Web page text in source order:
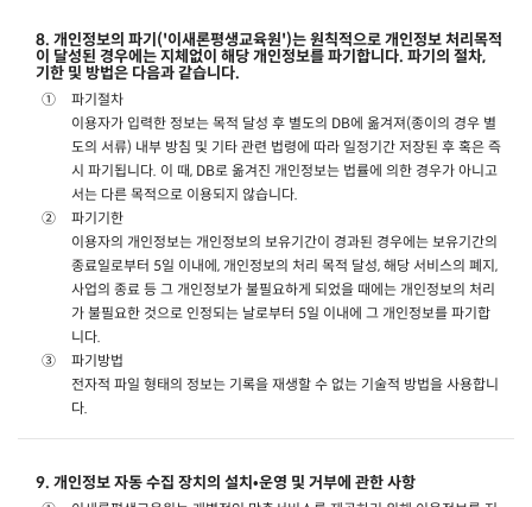
8. 개인정보의 파기('이새론평생교육원')는 원칙적으로 개인정보 처리목적
이 달성된 경우에는 지체없이 해당 개인정보를 파기합니다. 파기의 절차,
기한 및 방법은 다음과 같습니다.
파기절차
이용자가 입력한 정보는 목적 달성 후 별도의 DB에 옮겨져(종이의 경우 별
도의 서류) 내부 방침 및 기타 관련 법령에 따라 일정기간 저장된 후 혹은 즉
시 파기됩니다. 이 때, DB로 옮겨진 개인정보는 법률에 의한 경우가 아니고
서는 다른 목적으로 이용되지 않습니다.
파기기한
이용자의 개인정보는 개인정보의 보유기간이 경과된 경우에는 보유기간의
종료일로부터 5일 이내에, 개인정보의 처리 목적 달성, 해당 서비스의 폐지,
사업의 종료 등 그 개인정보가 불필요하게 되었을 때에는 개인정보의 처리
가 불필요한 것으로 인정되는 날로부터 5일 이내에 그 개인정보를 파기합
니다.
파기방법
전자적 파일 형태의 정보는 기록을 재생할 수 없는 기술적 방법을 사용합니
다.
9. 개인정보 자동 수집 장치의 설치•운영 및 거부에 관한 사항